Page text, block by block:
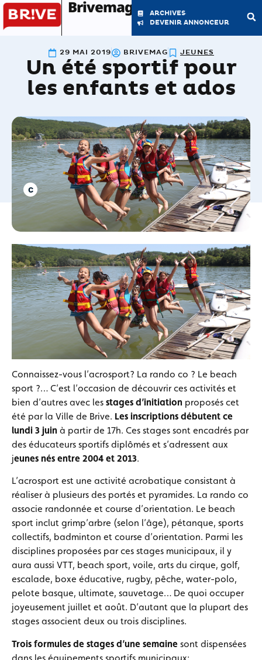
Brivemag'
ARCHIVES
DEVENIR ANNONCEUR
29 MAI 2019 BRIVEMAG JEUNES
Un été sportif pour
les enfants et ados
Connaissez-vous l’acrosport? La rando co ? Le beach
sport ?… C’est l’occasion de découvrir ces activités et
bien d’autres avec les stages d’initiation proposés cet
été par la Ville de Brive. Les inscriptions débutent ce
lundi 3 juin à partir de 17h. Ces stages sont encadrés par
des éducateurs sportifs diplômés et s’adressent aux
jeunes nés entre 2004 et 2013.
L’acrosport est une activité acrobatique consistant à
réaliser à plusieurs des portés et pyramides. La rando co
associe randonnée et course d’orientation. Le beach
sport inclut grimp’arbre (selon l’âge), pétanque, sports
collectifs, badminton et course d’orientation. Parmi les
disciplines proposées par ces stages municipaux, il y
aura aussi VTT, beach sport, voile, arts du cirque, golf,
escalade, boxe éducative, rugby, pêche, water-polo,
pelote basque, ultimate, sauvetage… De quoi occuper
joyeusement juillet et août. D’autant que la plupart des
stages associent deux ou trois disciplines.
Trois formules de stages d’une semaine sont dispensées